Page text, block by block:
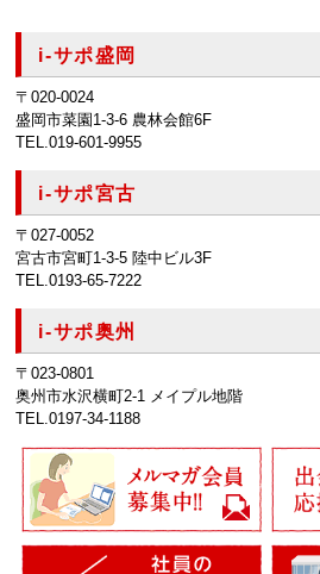
i-サポ盛岡
〒020-0024
盛岡市菜園1-3-6 農林会館6F
TEL.019-601-9955
i-サポ宮古
〒027-0052
宮古市宮町1-3-5 陸中ビル3F
TEL.0193-65-7222
i-サポ奥州
〒023-0801
奥州市水沢横町2-1 メイプル地階
TEL.0197-34-1188